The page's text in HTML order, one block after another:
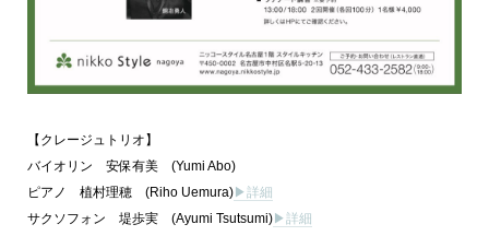
【クレージュトリオ】
バイオリン 安保有美 (Yumi Abo)
ピアノ 植村理穂 (Riho Uemura)▶詳細
サクソフォン 堤歩実 (Ayumi Tsutsumi)▶︎詳細